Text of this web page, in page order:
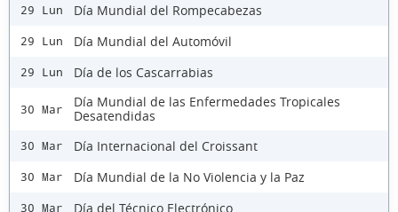
29 Lun Día Mundial del Rompecabezas
29 Lun Día Mundial del Automóvil
29 Lun Día de los Cascarrabias
30 Mar
Día Mundial de las Enfermedades Tropicales
Desatendidas
30 Mar Día Internacional del Croissant
30 Mar Día Mundial de la No Violencia y la Paz
30 Mar Día del Técnico Electrónico